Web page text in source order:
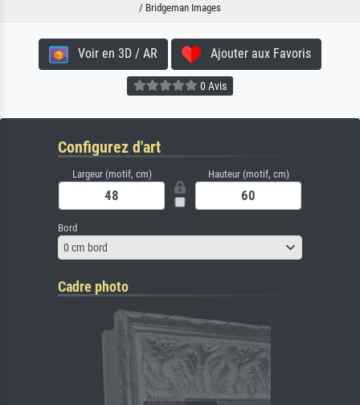
/ Bridgeman Images
Voir en 3D / AR Ajouter aux Favoris
0 Avis
Configurez d'art
Largeur (motif, cm) Hauteur (motif, cm)
Bord
0 cm bord
Cadre photo